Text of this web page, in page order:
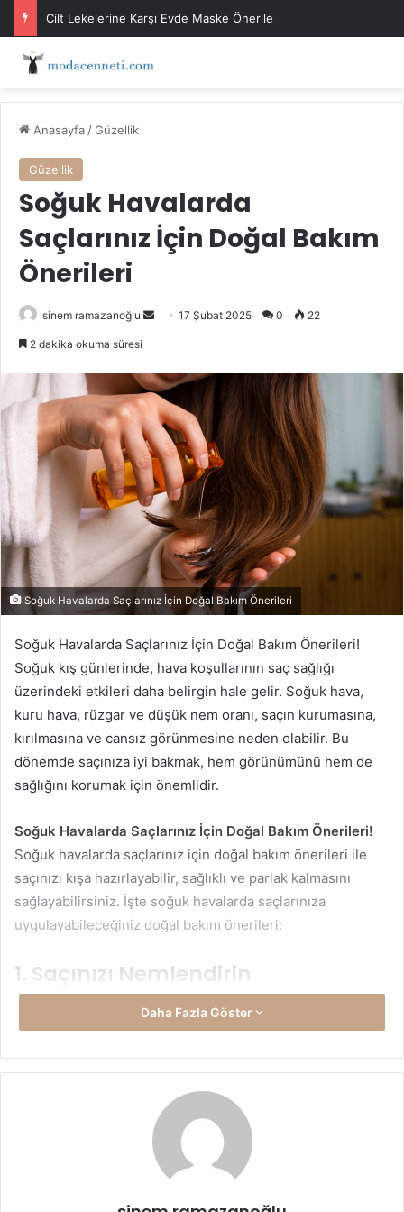
Cilt Lekelerine Karşı Evde Maske Önerileri
Anasayfa /Güzellik
Güzellik
Soğuk Havalarda
Saçlarınız İçin Doğal Bakım
Önerileri
sinem ramazanoğlu
Bir
göndermek
17 Şubat 2025 0 22
2 dakika okuma süresi
Soğuk Havalarda Saçlarınız İçin Doğal Bakım Önerileri
Soğuk Havalarda Saçlarınız İçin Doğal Bakım Önerileri!
Soğuk kış günlerinde, hava koşullarının saç sağlığı
üzerindeki etkileri daha belirgin hale gelir. Soğuk hava,
kuru hava, rüzgar ve düşük nem oranı, saçın kurumasına,
kırılmasına ve cansız görünmesine neden olabilir. Bu
dönemde saçınıza iyi bakmak, hem görünümünü hem de
sağlığını korumak için önemlidir.
Soğuk Havalarda Saçlarınız İçin Doğal Bakım Önerileri!
Soğuk havalarda saçlarınız için doğal bakım önerileri ile
saçınızı kışa hazırlayabilir, sağlıklı ve parlak kalmasını
sağlayabilirsiniz. İşte soğuk havalarda saçlarınıza
uygulayabileceğiniz doğal bakım önerileri:
1. Saçınızı Nemlendirin
Kış aylarında, soğuk hava ve kuru iç mekan ortamları, saçın
nem dengesini bozarak kurumasına neden olabilir. Saçın
ihtiyacı olan nemi sağlamak için doğal yağlar ve maskeler
jojoba yağı, hindistancevizi yağı gibi besleyici yağlar saçın
nem dengesini düzenler ve kırılmayı önler.
Hindistancevizi yağı, saçın derisinde derinlemesine bir
Daha Fazla Göster